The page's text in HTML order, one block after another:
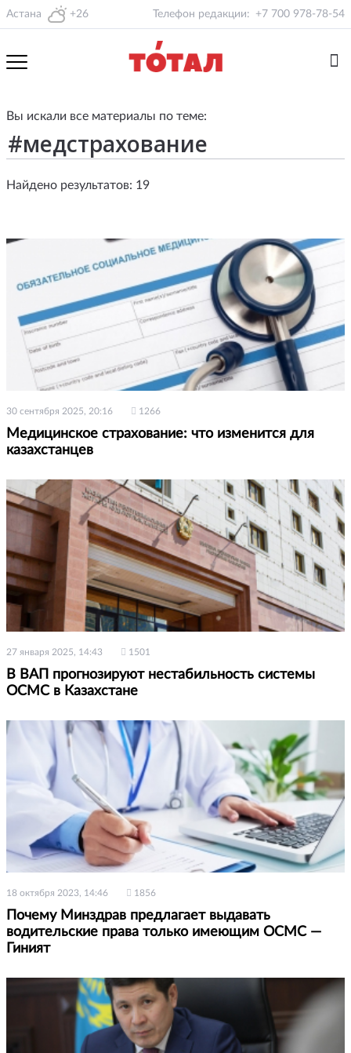
Астана +26 Телефон редакции: +7 700 978-78-54
Вы искали все материалы по теме:
Найдено результатов: 19
30 сентября 2025, 20:16 1266
Медицинское страхование: что изменится для
казахстанцев
27 января 2025, 14:43 1501
В ВАП прогнозируют нестабильность системы
ОСМС в Казахстане
18 октября 2023, 14:46 1856
Почему Минздрав предлагает выдавать
водительские права только имеющим ОСМС —
Гиният